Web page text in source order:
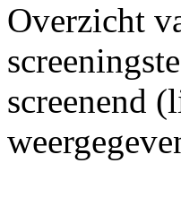
Overzicht
screenend